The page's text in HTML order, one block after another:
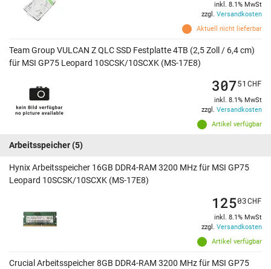
Aktuell nicht lieferbar
inkl. 8.1% MwSt
zzgl. Versandkosten
Team Group VULCAN Z QLC SSD Festplatte 4TB (2,5 Zoll / 6,4 cm)
für MSI GP75 Leopard 10SCSK/10SCXK (MS-17E8)
Artikel verfügbar
30751 CHF
inkl. 8.1% MwSt
zzgl. Versandkosten
Arbeitsspeicher(5)
Hynix Arbeitsspeicher 16GB DDR4-RAM 3200 MHz für MSI GP75
Leopard 10SCSK/10SCXK (MS-17E8)
Artikel verfügbar
12503CHF
inkl. 8.1% MwSt
zzgl. Versandkosten
Crucial Arbeitsspeicher 8GB DDR4-RAM 3200 MHz für MSI GP75